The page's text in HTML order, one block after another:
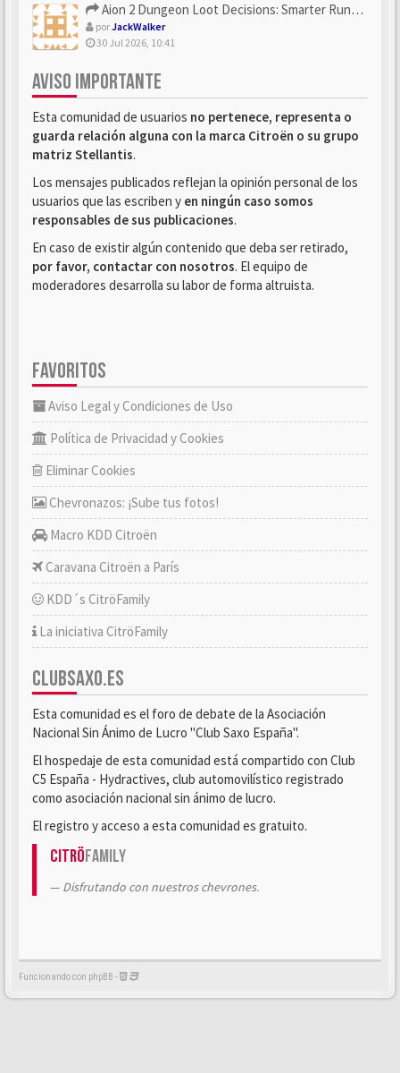
Aion 2 Dungeon Loot Decisions: Smarter Runs With U4N
porJackWalker
30 Jul 2026, 10:41
AVISO IMPORTANTE
Esta comunidad de usuarios no pertenece, representa o
guarda relación alguna con la marca Citroën o su grupo
matriz Stellantis.
Los mensajes publicados reflejan la opinión personal de los
usuarios que las escriben y en ningún caso somos
responsables de sus publicaciones.
En caso de existir algún contenido que deba ser retirado,
por favor, contactar con nosotros. El equipo de
moderadores desarrolla su labor de forma altruista.
FAVORITOS
Aviso Legal y Condiciones de Uso
Política de Privacidad y Cookies
Eliminar Cookies
Chevronazos: ¡Sube tus fotos!
Macro KDD Citroën
Caravana Citroën a París
KDD´s CitröFamily
La iniciativa CitröFamily
CLUBSAXO.ES
Esta comunidad es el foro de debate de la Asociación
Nacional Sin Ánimo de Lucro "Club Saxo España".
El hospedaje de esta comunidad está compartido con Club
C5 España - Hydractives, club automovilístico registrado
como asociación nacional sin ánimo de lucro.
El registro y acceso a esta comunidad es gratuito.
CitröFamily
Disfrutando con nuestros chevrones.
Funcionando con phpBB -